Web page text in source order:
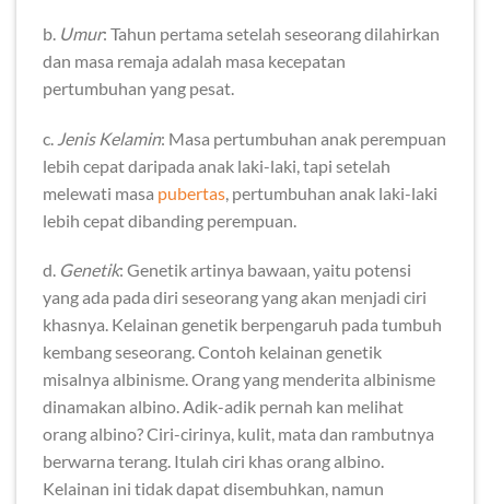
b. Umur: Tahun pertama setelah seseorang dilahirkan
dan masa remaja adalah masa kecepatan
pertumbuhan yang pesat.
c. Jenis Kelamin: Masa pertumbuhan anak perempuan
lebih cepat daripada anak laki-laki, tapi setelah
melewati masa pubertas , pertumbuhan anak laki-laki
lebih cepat dibanding perempuan.
d. Genetik: Genetik artinya bawaan, yaitu potensi
yang ada pada diri seseorang yang akan menjadi ciri
khasnya. Kelainan genetik berpengaruh pada tumbuh
kembang seseorang. Contoh kelainan genetik
misalnya albinisme. Orang yang menderita albinisme
dinamakan albino. Adik-adik pernah kan melihat
orang albino? Ciri-cirinya, kulit, mata dan rambutnya
berwarna terang. Itulah ciri khas orang albino.
Kelainan ini tidak dapat disembuhkan, namun